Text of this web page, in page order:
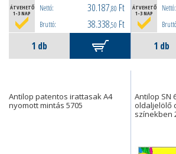
ÁTVEHETŐ
1-3 NAP
Nettó: 30.187,80 Ft
Bruttó: 38.338,50 Ft
ÁTVEHETŐ
1-3 NAP
Nettó:
Antilop patentos irattasak A4
nyomott mintás 5705
Antilop SN
oldaljelölő
színekben